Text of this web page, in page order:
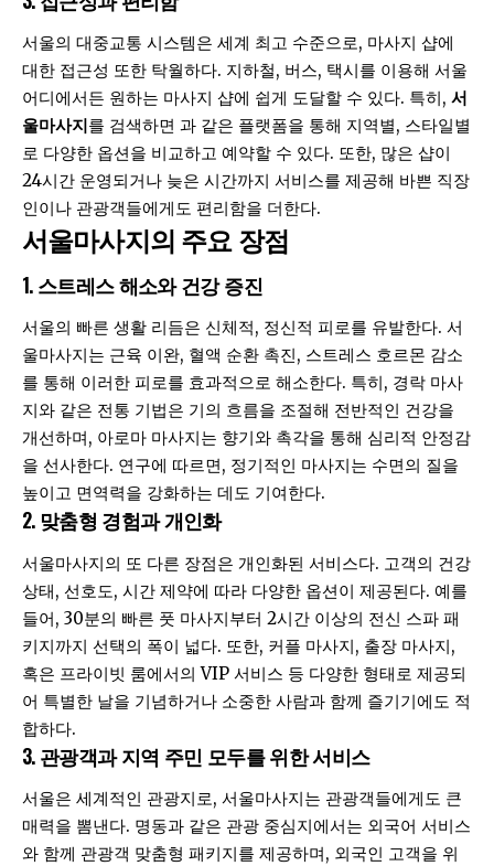
서울의 대중교통 시스템은 세계 최고 수준으로, 마사지 샵에
대한 접근성 또한 탁월하다. 지하철, 버스, 택시를 이용해 서울
어디에서든 원하는 마사지 샵에 쉽게 도달할 수 있다. 특히, 서
울마사지를 검색하면 과 같은 플랫폼을 통해 지역별, 스타일별
로 다양한 옵션을 비교하고 예약할 수 있다. 또한, 많은 샵이
24시간 운영되거나 늦은 시간까지 서비스를 제공해 바쁜 직장
인이나 관광객들에게도 편리함을 더한다.
서울마사지의 주요 장점
1. 스트레스 해소와 건강 증진
서울의 빠른 생활 리듬은 신체적, 정신적 피로를 유발한다. 서
울마사지는 근육 이완, 혈액 순환 촉진, 스트레스 호르몬 감소
를 통해 이러한 피로를 효과적으로 해소한다. 특히, 경락 마사
지와 같은 전통 기법은 기의 흐름을 조절해 전반적인 건강을
개선하며, 아로마 마사지는 향기와 촉각을 통해 심리적 안정감
을 선사한다. 연구에 따르면, 정기적인 마사지는 수면의 질을
높이고 면역력을 강화하는 데도 기여한다.
2. 맞춤형 경험과 개인화
서울마사지의 또 다른 장점은 개인화된 서비스다. 고객의 건강
상태, 선호도, 시간 제약에 따라 다양한 옵션이 제공된다. 예를
들어, 30분의 빠른 풋 마사지부터 2시간 이상의 전신 스파 패
키지까지 선택의 폭이 넓다. 또한, 커플 마사지, 출장 마사지,
혹은 프라이빗 룸에서의 VIP 서비스 등 다양한 형태로 제공되
어 특별한 날을 기념하거나 소중한 사람과 함께 즐기기에도 적
합하다.
3. 관광객과 지역 주민 모두를 위한 서비스
서울은 세계적인 관광지로, 서울마사지는 관광객들에게도 큰
매력을 뽐낸다. 명동과 같은 관광 중심지에서는 외국어 서비스
와 함께 관광객 맞춤형 패키지를 제공하며, 외국인 고객을 위